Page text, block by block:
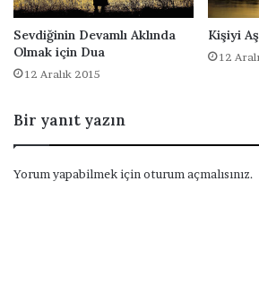
Sevdiğinin Devamlı Aklında
Olmak için Dua
12 Aralık 2015
Kişiyi
12
Bir yanıt yazın
Yorum yapabilmek için oturum açmalısınız.